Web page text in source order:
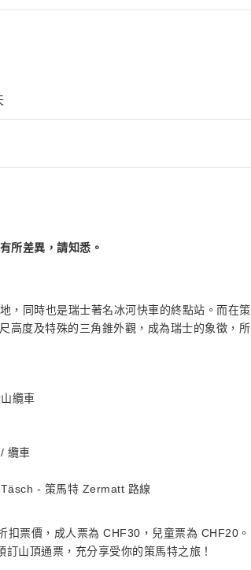
所差異，請知悉。
，同時也是瑞士著名冰河快車的終點站。而在策
高度及特殊的三角錐外觀，成為瑞士的象徵，所
纜車
纜車
- 策馬特 Zermatt 路線
票價，成人票為 CHF30，兒童票為 CHF20。
山頂通票，充分享受你的策馬特之旅！